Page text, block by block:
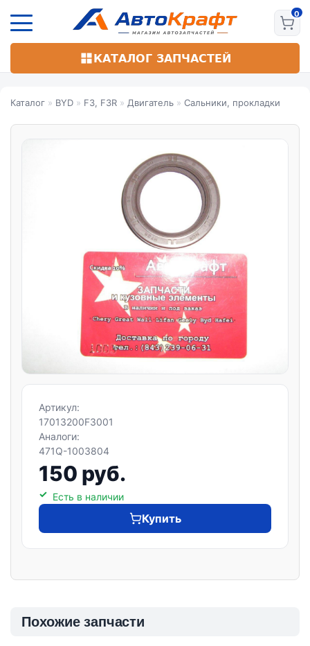
основному
КАТАЛОГ ЗАПЧАСТЕЙ
Каталог » BYD » F3, F3R » Двигатель » Сальники, прокладки
Артикул:
17013200F3001
Аналоги:
471Q-1003804
150 руб.
Есть в наличии
Купить
Похожие запчасти